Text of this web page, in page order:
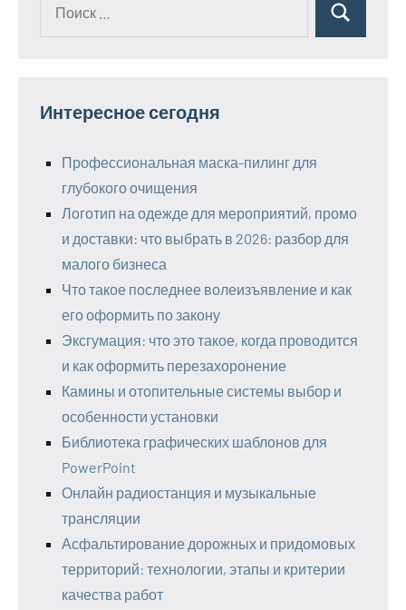
Поиск
Интересное сегодня
Профессиональная маска-пилинг для
глубокого очищения
Логотип на одежде для мероприятий, промо
и доставки: что выбрать в 2026: разбор для
малого бизнеса
Что такое последнее волеизъявление и как
его оформить по закону
Эксгумация: что это такое, когда проводится
и как оформить перезахоронение
Камины и отопительные системы выбор и
особенности установки
Библиотека графических шаблонов для
PowerPoint
Онлайн радиостанция и музыкальные
трансляции
Асфальтирование дорожных и придомовых
территорий: технологии, этапы и критерии
качества работ